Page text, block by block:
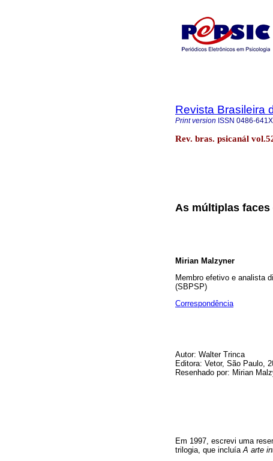
Revista Brasileira
Print version ISSN 0486-641X
Rev. bras. psicanál
As múltiplas faces
Mirian Malzyner
Membro efetivo e analista
(SBPSP)
Correspondência
Autor: Walter Trinca
Editora: Vetor, São Paulo,
Resenhado por: Mirian
Em 1997, escrevi uma
trilogia, que incluía A arte